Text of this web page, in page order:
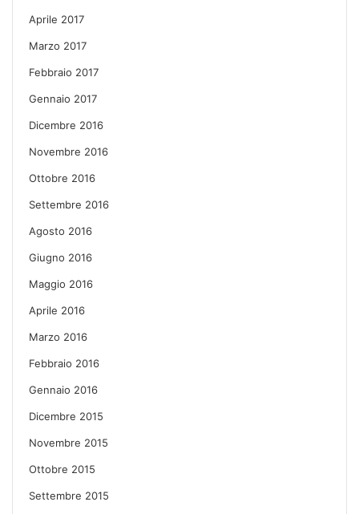
Aprile 2017
Marzo 2017
Febbraio 2017
Gennaio 2017
Dicembre 2016
Novembre 2016
Ottobre 2016
Settembre 2016
Agosto 2016
Giugno 2016
Maggio 2016
Aprile 2016
Marzo 2016
Febbraio 2016
Gennaio 2016
Dicembre 2015
Novembre 2015
Ottobre 2015
Settembre 2015